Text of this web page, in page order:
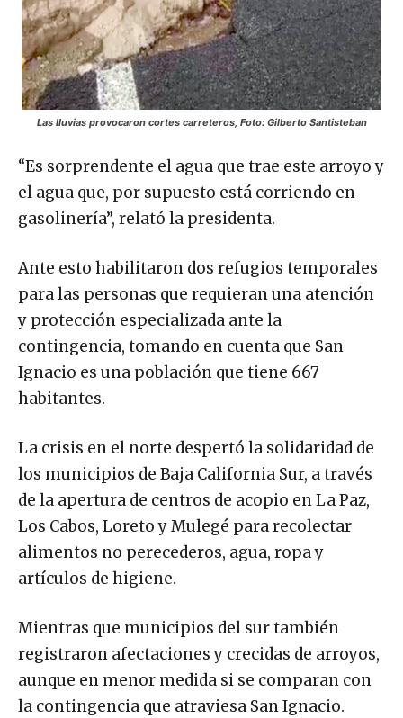
Las lluvias provocaron cortes carreteros, Foto: Gilberto Santisteban
“Es sorprendente el agua que trae este arroyo y
el agua que, por supuesto está corriendo en
gasolinería”, relató la presidenta.
Ante esto habilitaron dos refugios temporales
para las personas que requieran una atención
y protección especializada ante la
contingencia, tomando en cuenta que San
Ignacio es una población que tiene 667
habitantes.
La crisis en el norte despertó la solidaridad de
los municipios de Baja California Sur, a través
de la apertura de centros de acopio en La Paz,
Los Cabos, Loreto y Mulegé para recolectar
alimentos no perecederos, agua, ropa y
artículos de higiene.
Mientras que municipios del sur también
registraron afectaciones y crecidas de arroyos,
aunque en menor medida si se comparan con
la contingencia que atraviesa San Ignacio.